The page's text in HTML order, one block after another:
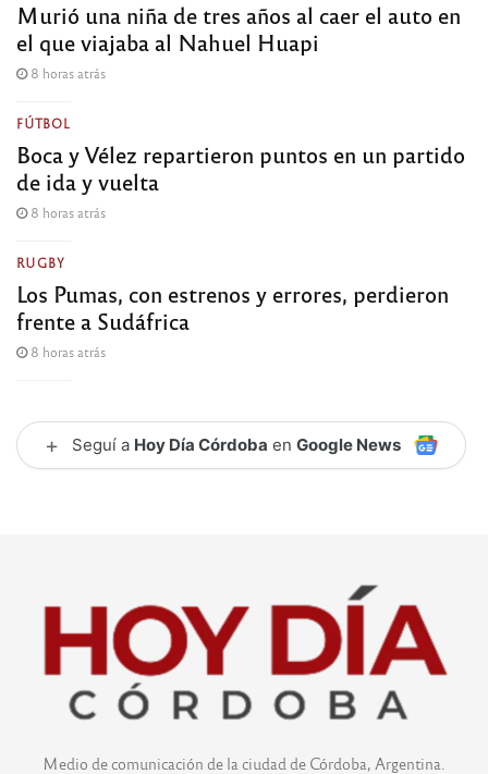
Murió una niña de tres años al caer el auto en
el que viajaba al Nahuel Huapi
8 horas atrás
FÚTBOL
Boca y Vélez repartieron puntos en un partido
de ida y vuelta
8 horas atrás
RUGBY
Los Pumas, con estrenos y errores, perdieron
frente a Sudáfrica
8 horas atrás
+ Seguí a Hoy Día Córdoba en Google News
Medio de comunicación de la ciudad de Córdoba, Argentina.